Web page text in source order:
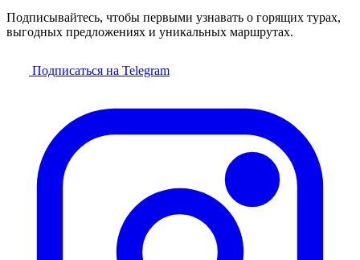
Подписывайтесь, чтобы первыми узнавать о горящих турах,
выгодных предложениях и уникальных маршрутах.
Подписаться на Telegram